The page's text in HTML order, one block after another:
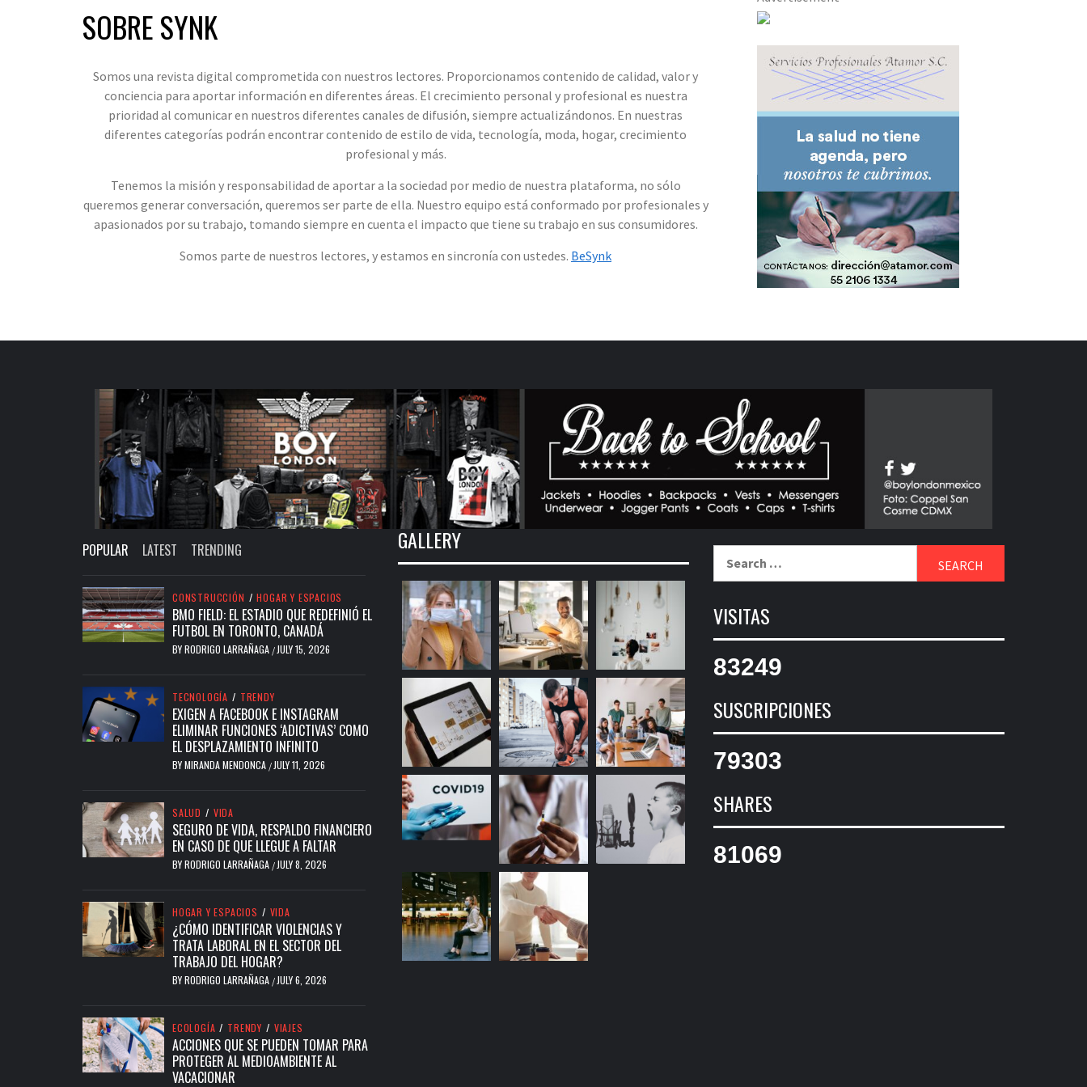
SOBRE SYNK
Somos una revista digital comprometida con nuestros lectores. Proporcionamos contenido de calidad, valor y
conciencia para aportar información en diferentes áreas. El crecimiento personal y profesional es nuestra
prioridad al comunicar en nuestros diferentes canales de difusión, siempre actualizándonos. En nuestras
diferentes categorías podrán encontrar contenido de estilo de vida, tecnología, moda, hogar, crecimiento
profesional y más.
Tenemos la misión y responsabilidad de aportar a la sociedad por medio de nuestra plataforma, no sólo
queremos generar conversación, queremos ser parte de ella. Nuestro equipo está conformado por profesionales y
apasionados por su trabajo, tomando siempre en cuenta el impacto que tiene su trabajo en sus consumidores.
Somos parte de nuestros lectores, y estamos en sincronía con ustedes. BeSynk
POPULAR LATEST TRENDING
CONSTRUCCIÓN / HOGAR Y ESPACIOS
BMO FIELD: EL ESTADIO QUE REDEFINIÓ EL
FUTBOL EN TORONTO, CANADÁ
BYRODRIGO LARRAÑAGA /JULY 15, 2026
TECNOLOGÍA / TRENDY
EXIGEN A FACEBOOK E INSTAGRAM
ELIMINAR FUNCIONES ‘ADICTIVAS’ COMO
EL DESPLAZAMIENTO INFINITO
BYMIRANDA MENDONCA /JULY 11, 2026
SALUD / VIDA
SEGURO DE VIDA, RESPALDO FINANCIERO
EN CASO DE QUE LLEGUE A FALTAR
BYRODRIGO LARRAÑAGA /JULY 8, 2026
HOGAR Y ESPACIOS / VIDA
¿CÓMO IDENTIFICAR VIOLENCIAS Y
TRATA LABORAL EN EL SECTOR DEL
TRABAJO DEL HOGAR?
BYRODRIGO LARRAÑAGA /JULY 6, 2026
ECOLOGÍA / TRENDY / VIAJES
ACCIONES QUE SE PUEDEN TOMAR PARA
PROTEGER AL MEDIOAMBIENTE AL
VACACIONAR
GALLERY
VISITAS
83249
SUSCRIPCIONES
79303
SHARES
81069